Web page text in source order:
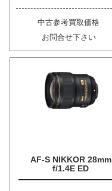
中古参考買取価格
お問合せ下さい
AF-S NIKKOR 28mm
f/1.4E ED